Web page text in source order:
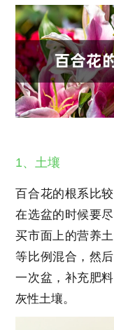
1、土壤
百合花的根系比
在选盆的时候要
买市面上的营养
等比例混合，然
一次盆，补充肥
灰性土壤。